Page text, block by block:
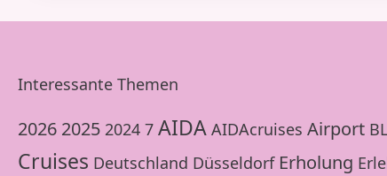
Interessante Themen
2026 2025 2024 7 AIDA AIDAcruises Airport
Cruises Deutschland Düsseldorf Erholung